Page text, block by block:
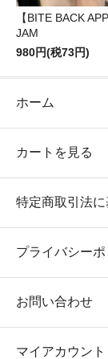
【BITE BACK
JAM
980円(税73円)
ホーム
カートを見る
特定商取引法
プライバシー
お問い合わせ
マイアカウント